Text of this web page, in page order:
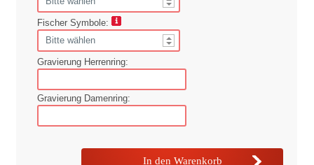
Fischer Symbole:
Gravierung Herrenring:
Gravierung Damenring: